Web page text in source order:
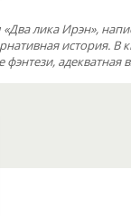
лика Ирэн»,
история. В
адекватная